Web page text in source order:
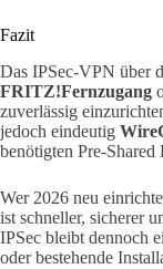
Fazit
Das IPSec-VPN über
FRITZ!Fernzugang
zuverlässig
jedoch eindeutig
benötigten Pre-
Wer 2026 neu
ist schneller, sicherer
IPSec bleibt dennoch
oder bestehende